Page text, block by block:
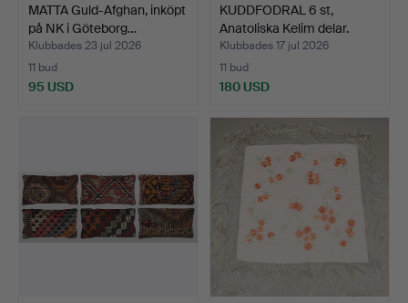
MATTA Guld-Afghan, inköpt
på NK i Göteborg…
Klubbades 23 jul 2026
11 bud
95 USD
KUDDFODRAL 6 st,
Anatoliska Kelim delar.
Klubbades 17 jul 2026
11 bud
180 USD